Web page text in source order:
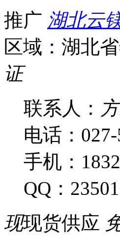
推广 湖北云
区域：湖北省
证
联系人：
电话：
手机：
QQ：
现现货供应